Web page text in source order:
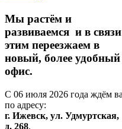
Мы растём и
развиваемся и в связи
этим переезжаем в
новый, более удобный
офис.
С 06 июля 2026 года ждём
по адресу:
г. Ижевск, ул. Удмуртская,
д. 268.